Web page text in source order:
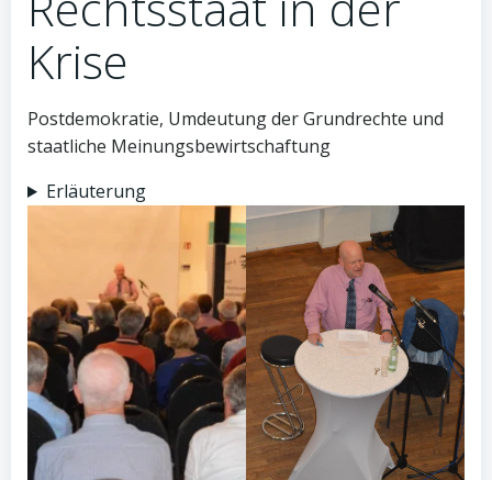
Krise
Postdemokratie, Umdeutung der Grundrechte und
staatliche Meinungsbewirtschaftung
Erläuterung